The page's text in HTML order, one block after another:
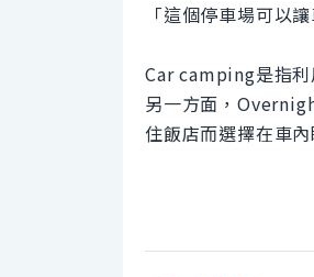
「這個停車場可以
Car camping是指利
另一方面，
住飯店而選擇在車